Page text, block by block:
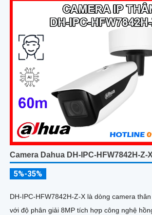
Camera Dahua DH-IPC-HFW7842H-Z-
5%-35%
DH-IPC-HFW7842H-Z-X là dòng camera
với độ phân giải 8MP tích hợp công nghệ